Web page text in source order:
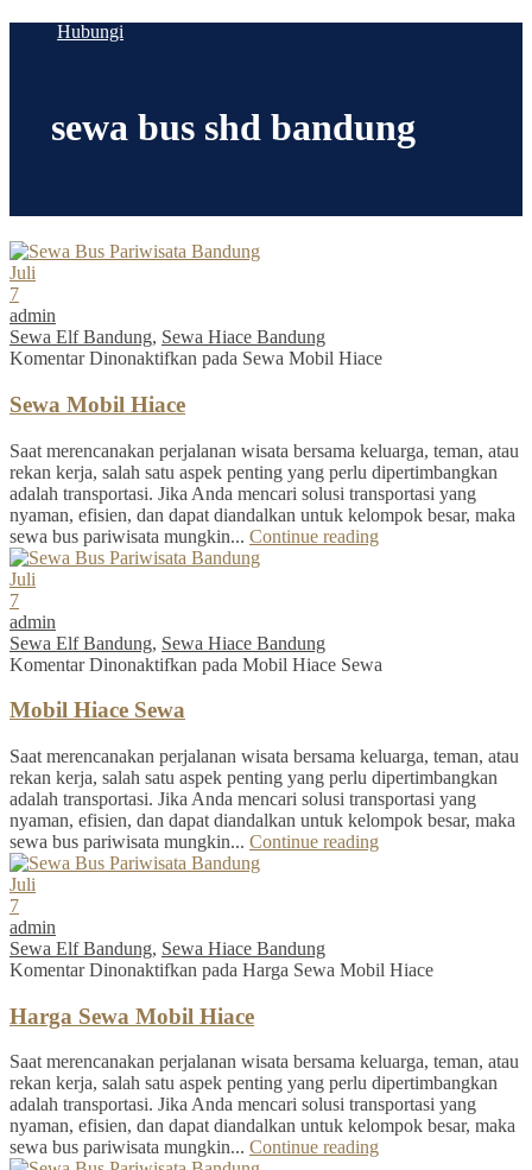
Hubungi
sewa bus shd bandung
Juli
7
admin
Sewa Elf Bandung, Sewa Hiace Bandung
Komentar Dinonaktifkan pada Sewa Mobil Hiace
Sewa Mobil Hiace
Saat merencanakan perjalanan wisata bersama keluarga, teman, atau
rekan kerja, salah satu aspek penting yang perlu dipertimbangkan
adalah transportasi. Jika Anda mencari solusi transportasi yang
nyaman, efisien, dan dapat diandalkan untuk kelompok besar, maka
sewa bus pariwisata mungkin... Continue reading
Juli
7
admin
Sewa Elf Bandung, Sewa Hiace Bandung
Komentar Dinonaktifkan pada Mobil Hiace Sewa
Mobil Hiace Sewa
Saat merencanakan perjalanan wisata bersama keluarga, teman, atau
rekan kerja, salah satu aspek penting yang perlu dipertimbangkan
adalah transportasi. Jika Anda mencari solusi transportasi yang
nyaman, efisien, dan dapat diandalkan untuk kelompok besar, maka
sewa bus pariwisata mungkin... Continue reading
Juli
7
admin
Sewa Elf Bandung, Sewa Hiace Bandung
Komentar Dinonaktifkan pada Harga Sewa Mobil Hiace
Harga Sewa Mobil Hiace
Saat merencanakan perjalanan wisata bersama keluarga, teman, atau
rekan kerja, salah satu aspek penting yang perlu dipertimbangkan
adalah transportasi. Jika Anda mencari solusi transportasi yang
nyaman, efisien, dan dapat diandalkan untuk kelompok besar, maka
sewa bus pariwisata mungkin... Continue reading